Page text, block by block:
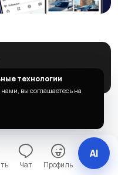
Чат Профиль
технологии
нами, вы соглашаетесь на
AI